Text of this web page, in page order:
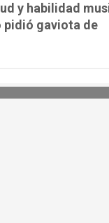
y habilidad
pidió gaviota de